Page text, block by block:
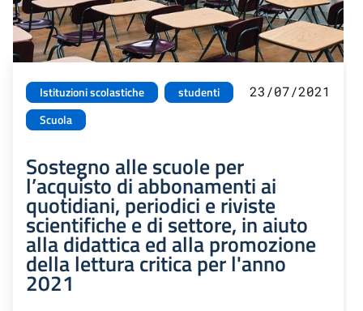
Istituzioni scolastiche
studenti
Scuola
23/07/2021
Sostegno alle scuole per
l’acquisto di abbonamenti ai
quotidiani, periodici e riviste
scientifiche e di settore, in aiuto
alla didattica ed alla promozione
della lettura critica per l'anno
2021